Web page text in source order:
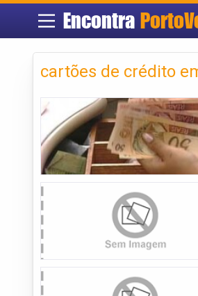
Encontra
cartões de crédito